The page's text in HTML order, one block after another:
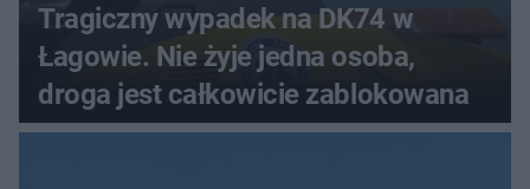
Tragiczny wypadek na DK74 w
Łagowie. Nie żyje jedna osoba,
droga jest całkowicie zablokowana